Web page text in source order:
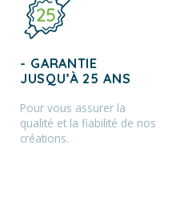
- GARANTIE
JUSQU’À 25 ANS
Pour vous assurer la
qualité et la fiabilité de nos
créations.